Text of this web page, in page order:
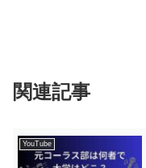
関連記事
YouTube